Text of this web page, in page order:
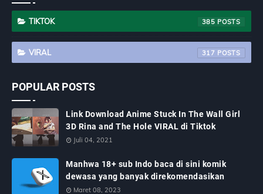
TIKTOK 385
VIRAL 317
POPULAR POSTS
Link Download Anime Stuck In The Wall Girl
3D Rina and The Hole VIRAL di Tiktok
Juli 04, 2021
Manhwa 18+ sub Indo baca di sini komik
dewasa yang banyak direkomendasikan
Maret 08, 2023